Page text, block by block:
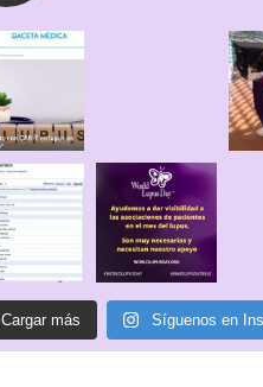
Cargar más Síguenos en